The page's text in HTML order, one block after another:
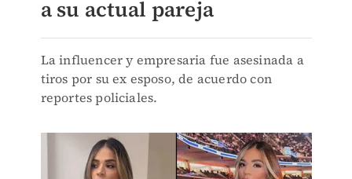
a su actual pareja
La influencer y empresaria fue asesinada a
tiros por su ex esposo, de acuerdo con
reportes policiales.